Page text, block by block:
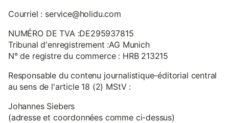
Courriel : service@holidu.com
NUMÉRO DE TVA :DE295937815
Tribunal d'enregistrement :AG Munich
N° de registre du commerce : HRB 213215
Responsable du contenu journalistique-éditorial central
au sens de l'article 18 (2) MStV :
Johannes Siebers
(adresse et coordonnées comme ci-dessus)